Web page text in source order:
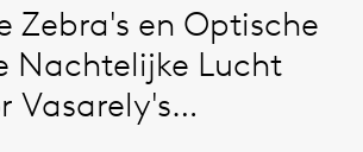
Zebra's en Optische
Nachtelijke Lucht
Vasarely's